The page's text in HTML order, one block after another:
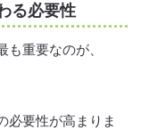
る必要性
重要なのが、
必要性が高まりま